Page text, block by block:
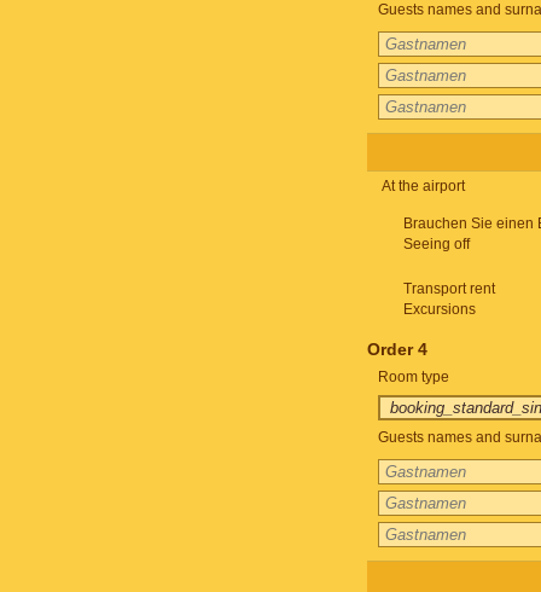
Guests names and
At the airport
Brauchen Sie einen
Seeing off
Transport rent
Excursions
Order 4
Room type
Guests names and